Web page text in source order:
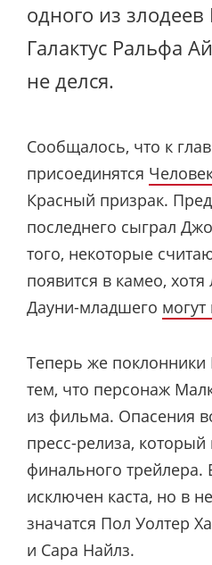
одного из
Галактус Ральфа
не делся.
Сообщалось, что к
присоединятся
Красный призрак.
последнего сыграл
того, некоторые
появится в камео,
Дауни-младшего могут
Теперь же поклонники
тем, что персонаж
из фильма. Опасения
пресс-релиза,
финального трейлера.
исключен каста, но в
значатся Пол Уолтер
и Сара Найлз.